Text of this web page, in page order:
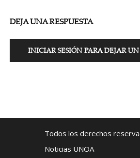
DEJA UNA RESPUESTA
INICIAR SESIÓN PARA DEJAR
Todos los derechos
Noticias UNOA